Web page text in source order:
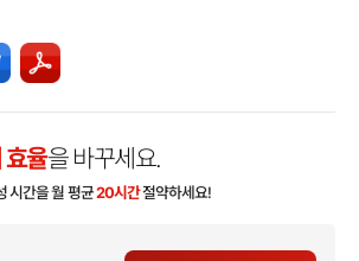
효율을 바꾸세요.
시간을 월 평균20시간절약하세요!